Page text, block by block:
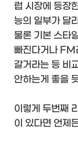
럽 시장에 등장
능의 일부가 달
물론 기본 스타
빠진다거나 FM
갈거라는 등 비
안하는게 좋을
이렇게 두번째
이 있다면 언제